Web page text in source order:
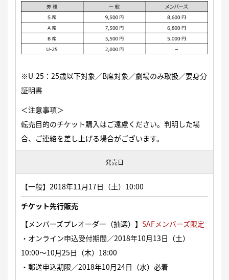
※U-25：25歳以下対象／B席対象／劇場のみ取扱／要身分
証明書
＜注意事項＞
転売目的のチケット購入はご遠慮ください。判明した場
合、ご連絡を差し上げる場合がございます。
発売日
【一般】2018年11月17日（土）10:00
チケット先行販売
【メンバーズプレオーダー（抽選）】 SAFメ ンバーズ限定
・オンライン申込受付期間／2018年10月13日（土）
10:00〜10月25日（木）18:00
・郵送申込期限／2018年10月24日（水）必着